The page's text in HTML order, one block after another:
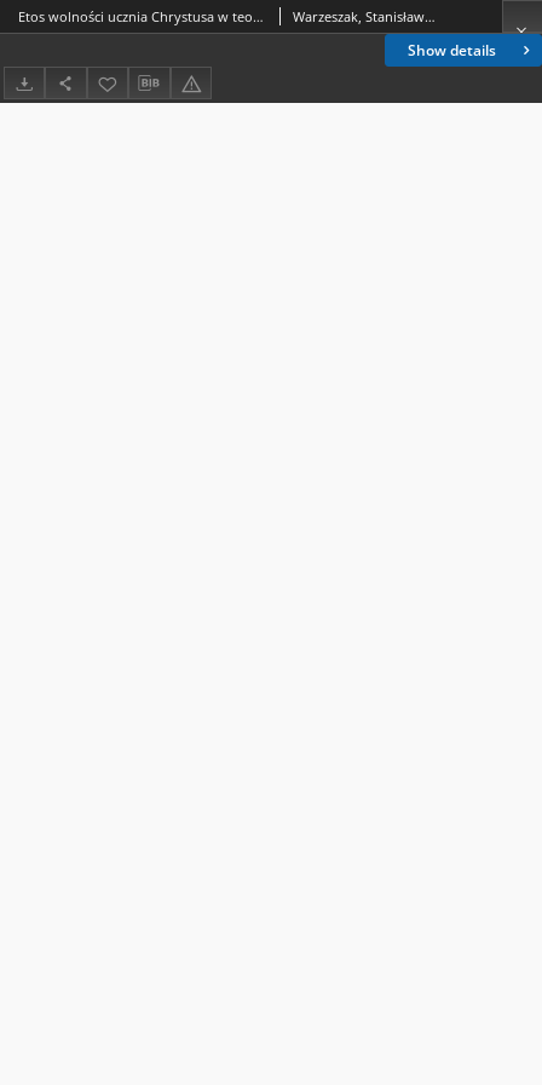
Show details
Etos wolności ucznia Chrystusa w teologii Nowego Testamentu Warzeszak, Stanisław (1958- )